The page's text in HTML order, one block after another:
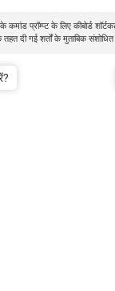
प्रॉम्प्ट के लिए कीबोर्ड
दी गई शर्तों के मुताबिक